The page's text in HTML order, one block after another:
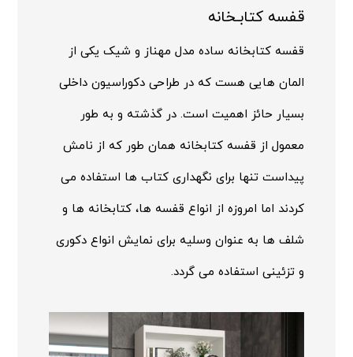
قفسه کتابـخانه
قفسه کتابخانه ساده مدل مهناز و شیک یکی از
المان هایی هست که در طراحی دکوراسیون داخلی
بسیار حائز اهمیت است. در گذشته و به طور
معمول از قفسه کتابخانه همان طور که از نامش
پیداست تنها برای نگهداری کتاب ها استفاده می
کردند اما امروزه از انواع قفسه ها، کتابخانه ها و
شلف ها به عنوان وسلیه برای نمایش انواع دکوری
و تزئینی استفاده می گردد.